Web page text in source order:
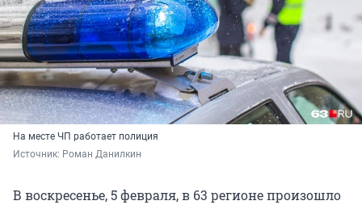
На месте ЧП работает полиция
Источник: Роман Данилкин
В воскресенье, 5 февраля, в 63 регионе произошло